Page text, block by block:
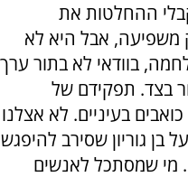
ההחלטות את
משפיעה, אבל היא לא
בוודאי לא בתור ערך
בצד. תפקידם של
בעיניים. לא אצלנו
בן גוריון שסירב להיפגש
מי שמסתכל לאנשים